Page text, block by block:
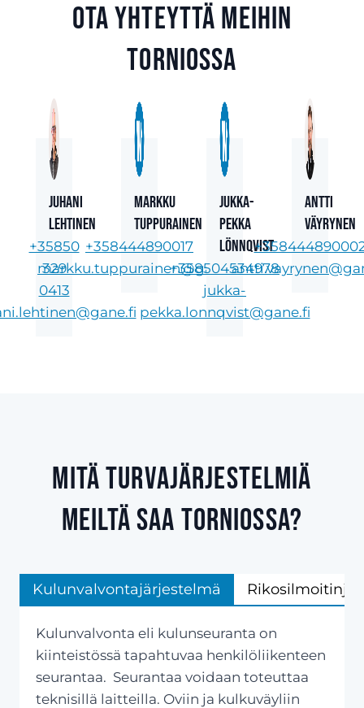
Ota yhteyttä meihin
Torniossa
Juhani
Lehtinen
+35850
329
0413
Markku
Tuppurainen
+358444890017
markku.tuppurainen@gane.fi
Jukka-
Pekka
Lönnqvist
+358504534978
jukka-
pekka.lonnqvist@gane.fi
Antti
Väyrynen
Mitä turvajärjestelmiä
meiltä saa Torniossa?
Kulunvalvontajärjestelmä
Kulunvalvonta eli kulunseuranta on
kiinteistössä tapahtuvaa henkilöliikenteen
seurantaa. Seurantaa voidaan toteuttaa
teknisillä laitteilla. Oviin ja kulkuväyliin